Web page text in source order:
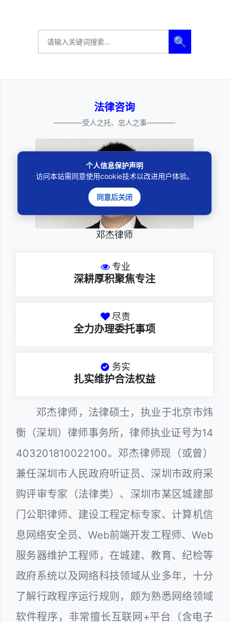
🔍
法律咨询
————受人之托、忠人之事————
邓杰律师
专业
深耕厚积聚焦专注
尽责
全力办理委托事项
务实
扎实维护合法权益
邓杰律师，法律硕士，执业于北京市炜
衡（深圳）律师事务所，律师执业证号为14
403201810022100。邓杰律师现（或曾）
兼任深圳市人民政府听证员、深圳市政府采
购评审专家（法律类）、深圳市某区城建部
门公职律师、建设工程定标专家、计算机信
息网络安全员、Web前端开发工程师、Web
服务器维护工程师，在城建、教育、纪检等
政府系统以及网络科技领域从业多年，十分
了解行政程序运行规则，颇为熟悉网络领域
软件程序，非常擅长互联网+平台（含电子
个人信息保护声明
访问本站需同意使用cookie技术以改进用户体验。
同意后关闭